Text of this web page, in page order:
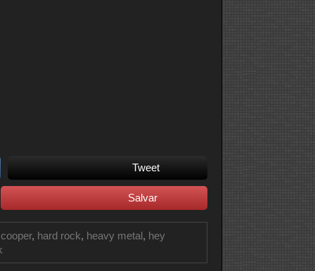
Tweet
Salvar
, hard rock, heavy metal, hey